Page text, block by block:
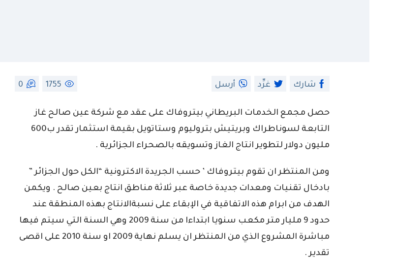
شارك غرِّد أرسل 1755
0
حصل مجمع الخدمات البريطاني بيتروفاك على عقد مع شركة عين صالح غاز
التابعة لسوناطراك وبريتيش بتروليوم وستاتويل بقيمة استثمار تقدر ب600
مليون دولار لتطوير انتاج الغاز وتسويقه بالصحراء الجزائرية .
ومن المنتظر ان تقوم بيتروفاك ’ حسب الجريدة الاكترونية “الكل حول الجزائر ”
بادخال تقنيات ومعدات جديدة خاصة عبر ثلاثة مناطق انتاج بعين صالح . ويكمن
الهدف من ابرام هذه الاتفاقية في الإبقاء على نسبةالانتاج بهذه المنطقة عند
حدود 9 مليار متر مكعب سنويا ابتداءا من سنة 2009 وهي السنة التي سيتم فيها
مباشرة المشروع الذي من المنتظر ان يسلم نهاية 2009 او سنة 2010 على اقصى
تقدير .